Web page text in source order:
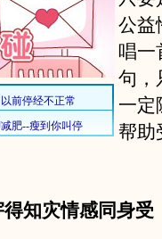
公益
唱一
句，
一定
帮助
知灾情感同身受